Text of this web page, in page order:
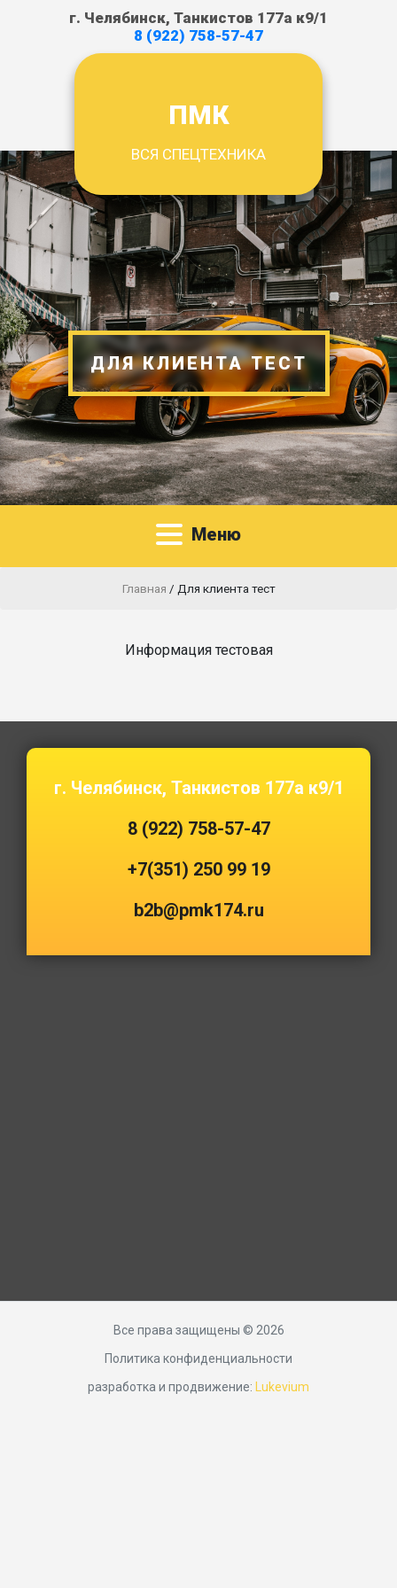
г. Челябинск, Танкистов 177а к9/1
8 (922) 758-57-47
ПМК
ВСЯ СПЕЦТЕХНИКА
ДЛЯ КЛИЕНТА ТЕСТ
Меню
Главная / Для клиента тест
Информация тестовая
г. Челябинск, Танкистов 177а к9/1
8 (922) 758-57-47
+7(351) 250 99 19
b2b@pmk174.ru
Все права защищены © 2026
Политика конфиденциальности
разработка и продвижение:
Lukevium